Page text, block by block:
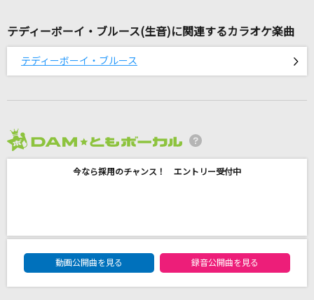
[生音]Small world
BUMP OF CHICKEN
思い出せなくなるその日まで
[生音]有心論
[生音]天ノ弱
テディーボーイ・ブルース(生音)に関連するカラオケ楽曲
テディーボーイ・ブルース
今なら採用のチャンス！ エントリー受付中
DAM★ともボーカルエントリーランキング
動画公開曲を見る
録音公開曲を見る